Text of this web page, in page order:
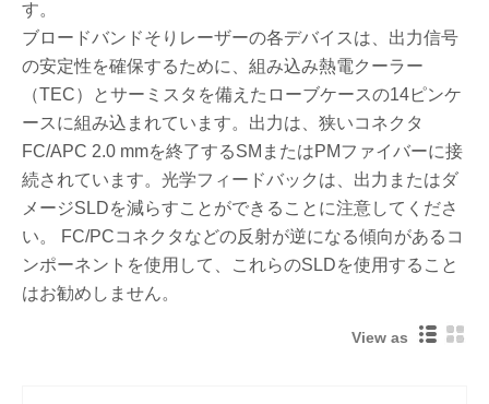
す。
ブロードバンドそりレーザーの各デバイスは、出力信号
の安定性を確保するために、組み込み熱電クーラー
（TEC）とサーミスタを備えたローブケースの14ピンケ
ースに組み込まれています。出力は、狭いコネクタ
FC/APC 2.0 mmを終了するSMまたはPMファイバーに接
続されています。光学フィードバックは、出力またはダ
メージSLDを減らすことができることに注意してくださ
い。 FC/PCコネクタなどの反射が逆になる傾向があるコ
ンポーネントを使用して、これらのSLDを使用すること
はお勧めしません。
View as